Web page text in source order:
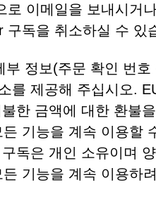
로 이메일을 보내시거
구독을 취소하실 수 있
정보(주문 확인 번
를 제공해 주십시오.
한 금액에 대한 환불
기능을 계속 이용할
독은 개인 소유이며
기능을 계속 이용하